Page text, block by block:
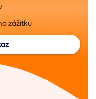
zážitku